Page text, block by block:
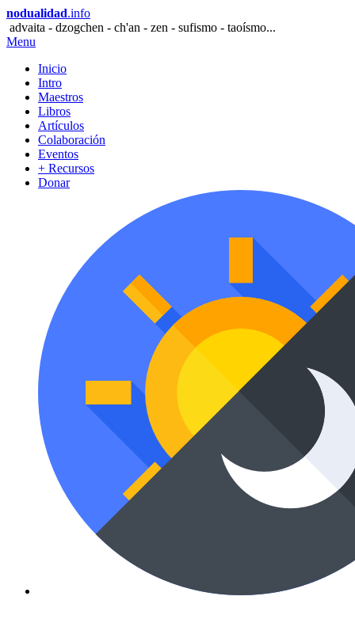
nodualidad.info
advaita - dzogchen - ch'an - zen - sufismo - taoísmo...
Menu
Inicio
Intro
Maestros
Libros
Artículos
Colaboración
Eventos
+ Recursos
Donar